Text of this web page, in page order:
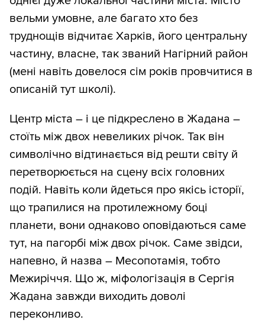
вельми умовне, але багато хто без
труднощів відчитає Харків, його центральну
частину, власне, так званий Нагірний район
(мені навіть довелося сім років провчитися в
описаній тут школі).
Центр міста – і це підкреслено в Жадана –
стоїть між двох невеликих річок. Так він
символічно відтинається від решти світу й
перетворюється на сцену всіх головних
подій. Навіть коли йдеться про якісь історії,
що трапилися на протилежному боці
планети, вони однаково оповідаються саме
тут, на пагорбі між двох річок. Саме звідси,
напевно, й назва – Месопотамія, тобто
Межиріччя. Що ж, міфологізація в Сергія
Жадана завжди виходить доволі
переконливо.